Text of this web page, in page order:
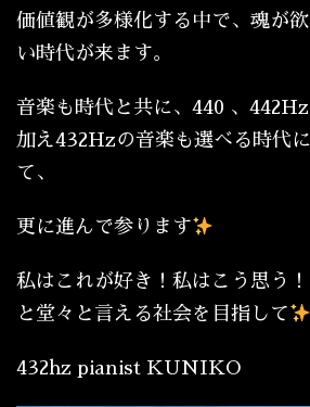
価値観が多様化する中で、魂が
い時代が来ます。
音楽も時代と共に、440 、
加え432Hzの音楽も選べる時代
て、
更に進んで参ります
私はこれが好き！私はこう思う！
と堂々と言える社会を目指して
432hz pianist KUNIKO